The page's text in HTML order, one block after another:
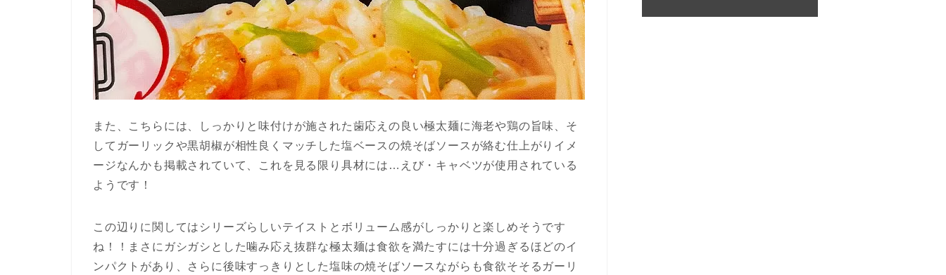
また、こちらには、しっかりと味付けが施された歯応えの良い極太麺に海老や鶏の旨味、そ
してガーリックや黒胡椒が相性良くマッチした塩ベースの焼そばソースが絡む仕上がりイメ
ージなんかも掲載されていて、これを見る限り具材には…えび・キャベツが使用されている
ようです！
この辺りに関してはシリーズらしいテイストとボリューム感がしっかりと楽しめそうです
ね！！まさにガシガシとした噛み応え抜群な極太麺は食欲を満たすには十分過ぎるほどのイ
ンパクトがあり、さらに後味すっきりとした塩味の焼そばソースながらも食欲そそるガーリ